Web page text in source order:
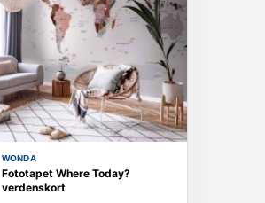
WONDA
Fototapet Where Today?
verdenskort